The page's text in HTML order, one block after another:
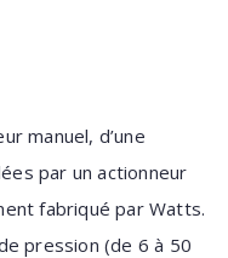
manuel, d’une
par un actionneur
fabriqué par Watts.
pression (de 6 à 50